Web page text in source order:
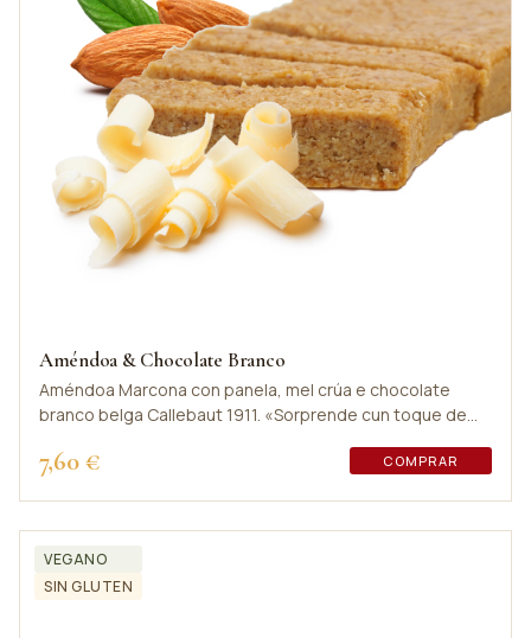
Améndoa & Chocolate Branco
Améndoa Marcona con panela, mel crúa e chocolate
branco belga Callebaut 1911. «Sorprende cun toque de
7,60 € COMPRAR
VEGANO
SIN GLUTEN